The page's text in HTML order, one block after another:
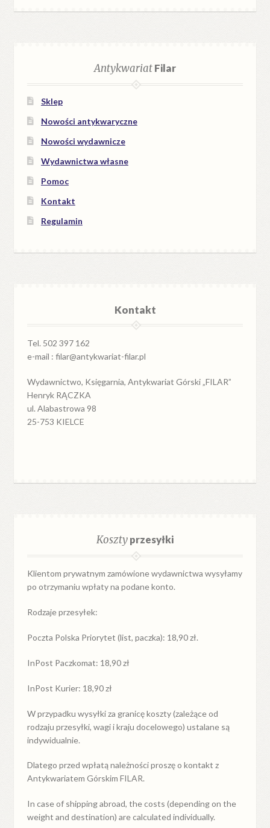
AntykwariatFilar
Sklep
Nowości antykwaryczne
Nowości wydawnicze
Wydawnictwa własne
Pomoc
Kontakt
Regulamin
Kontakt
Tel. 502 397 162
e-mail : filar@antykwariat-filar.pl
Wydawnictwo, Księgarnia, Antykwariat Górski „FILAR”
Henryk RĄCZKA
ul. Alabastrowa 98
25-753 KIELCE
Kosztyprzesyłki
Klientom prywatnym zamówione wydawnictwa wysyłamy
po otrzymaniu wpłaty na podane konto.
Rodzaje przesyłek:
Poczta Polska Priorytet (list, paczka): 18,90 zł.
InPost Paczkomat: 18,90 zł
InPost Kurier: 18,90 zł
W przypadkuwysyłkiza granicękoszty (zależące od
rodzaju przesyłki, wagi i kraju docelowego) ustalane są
indywidualnie.
Dlatego przed wpłatą należności proszę o kontakt z
Antykwariatem Górskim FILAR.
In case of shipping abroad, the costs (depending on the
weight and destination) are calculated individually.